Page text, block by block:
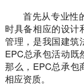
首先从专业性
时具备相应的设计
管理，是我国建筑
EPC总承包活动既
那么，EPC总承包
相应资质。